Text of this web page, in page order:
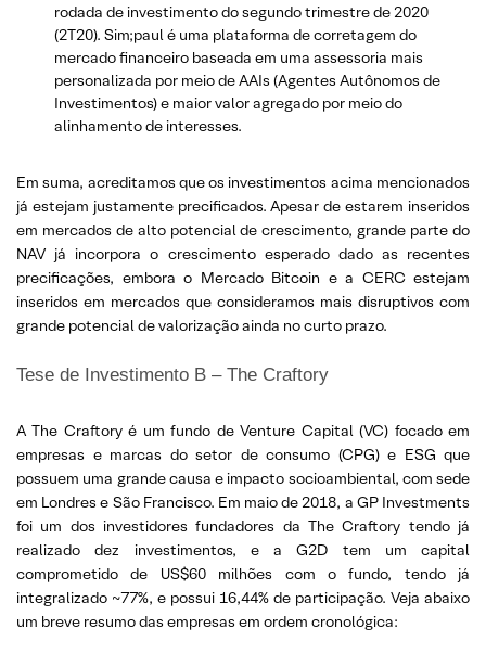
rodada de investimento do segundo trimestre de 2020
(2T20). Sim;paul é uma plataforma de corretagem do
mercado financeiro baseada em uma assessoria mais
personalizada por meio de AAIs (Agentes Autônomos de
Investimentos) e maior valor agregado por meio do
alinhamento de interesses.
Em suma, acreditamos que os investimentos acima mencionados
já estejam justamente precificados. Apesar de estarem inseridos
em mercados de alto potencial de crescimento, grande parte do
NAV já incorpora o crescimento esperado dado as recentes
precificações, embora o Mercado Bitcoin e a CERC estejam
inseridos em mercados que consideramos mais disruptivos com
grande potencial de valorização ainda no curto prazo.
Tese de Investimento B – The Craftory
A The Craftory é um fundo de Venture Capital (VC) focado em
empresas e marcas do setor de consumo (CPG) e ESG que
possuem uma grande causa e impacto socioambiental, com sede
em Londres e São Francisco. Em maio de 2018, a GP Investments
foi um dos investidores fundadores da The Craftory tendo já
realizado dez investimentos, e a G2D tem um capital
comprometido de US$60 milhões com o fundo, tendo já
integralizado ~77%, e possui 16,44% de participação. Veja abaixo
um breve resumo das empresas em ordem cronológica: